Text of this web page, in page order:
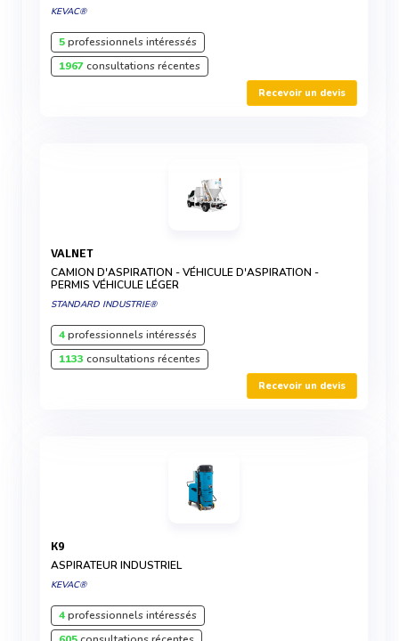
KEVAC®
5professionnels intéressés
1967consultations récentes
Recevoir un devis
VALNET
CAMION D'ASPIRATION - VÉHICULE D'ASPIRATION -
PERMIS VÉHICULE LÉGER
STANDARD INDUSTRIE®
4professionnels intéressés
1133 consultations récentes
Recevoir un devis
K9
ASPIRATEUR INDUSTRIEL
KEVAC®
4professionnels intéressés